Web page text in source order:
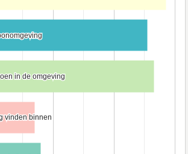
in de omgeving
in de omgeving
vinden binnen
vinden binnen